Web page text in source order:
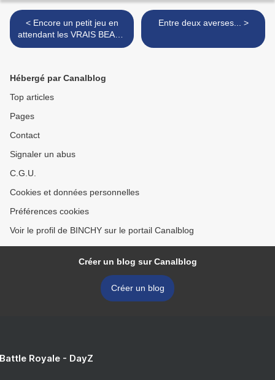
< Encore un petit jeu en
attendant les VRAIS BEAUX
JOURS !
Entre deux averses... >
Hébergé par Canalblog
Top articles
Pages
Contact
Signaler un abus
C.G.U.
Cookies et données personnelles
Préférences cookies
Voir le profil de BINCHY sur le portail Canalblog
Créer un blog sur Canalblog
Créer un blog
Royale - DayZ